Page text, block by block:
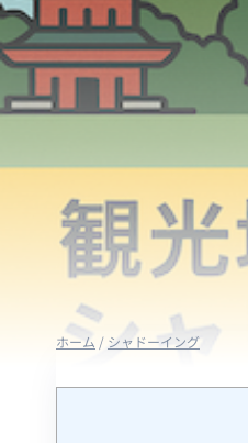
ホーム / シャドーイング